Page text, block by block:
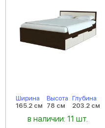
Ширина
165.2 см
Высота
78 см
Глубина
203.2 см
в наличии: 11 шт.